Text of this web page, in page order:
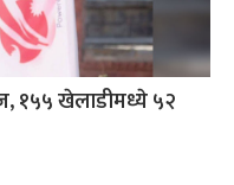
१५५ खेलाडीमध्ये ५२